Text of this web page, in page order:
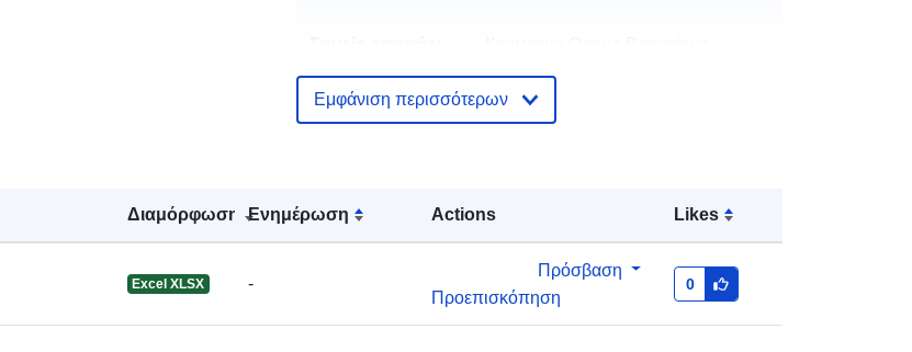
Διαμόρφωση Ενημέρωση Actions Likes
Excel XLSX -
Πρόσβαση
Προεπισκόπηση
0
E-Mail: mailto:privat@sorada.gov.ua
29 July 2026
c2fc6abd-0542-48df-be3e-
a310f6541635
Εμφάνιση περισσότερων